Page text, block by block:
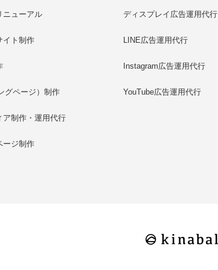
ニューアル
イト制作
グページ）制作
ア制作・運用代行
ージ制作
ディスプレイ広告運用代行
LINE広告運用代行
Instagram広告運用代行
YouTube広告運用代行